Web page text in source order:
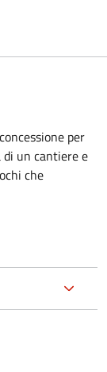
per
di un cantiere e
che